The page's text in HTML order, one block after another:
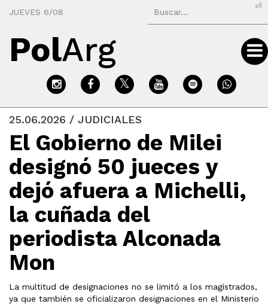
JUEVES 6/08
⏎
PolArg
25.06.2026 / JUDICIALES
El Gobierno de Milei
designó 50 jueces y
dejó afuera a Michelli,
la cuñada del
periodista Alconada
Mon
La multitud de designaciones no se limitó a los magistrados,
ya que también se oficializaron designaciones en el Ministerio